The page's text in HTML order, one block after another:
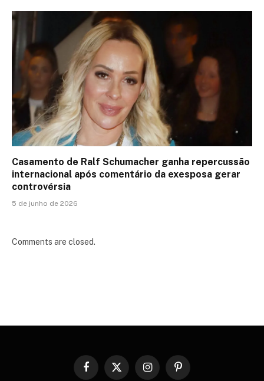
Casamento de Ralf Schumacher ganha repercussão
internacional após comentário da exesposa gerar
controvérsia
5 de junho de 2026
Comments are closed.
Facebook
X
InstagramPinterest